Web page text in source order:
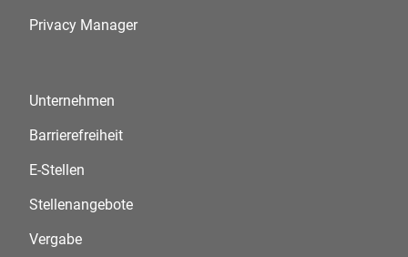
Privacy Manager
Unternehmen
Barrierefreiheit
E-Stellen
Stellenangebote
Vergabe